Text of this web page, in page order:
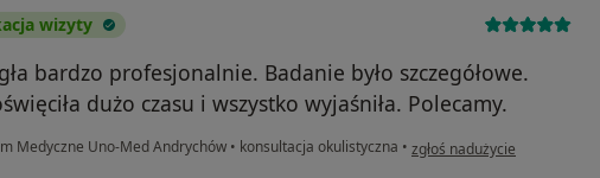
wizyty
bardzo profesjonalnie. Badanie było szczegółowe.
dużo czasu i wszystko wyjaśniła. Polecamy.
Medyczne Uno-Med Andrychów • konsultacja okulistyczna • w opinii użytkownika KB
zgłoś nadużycie